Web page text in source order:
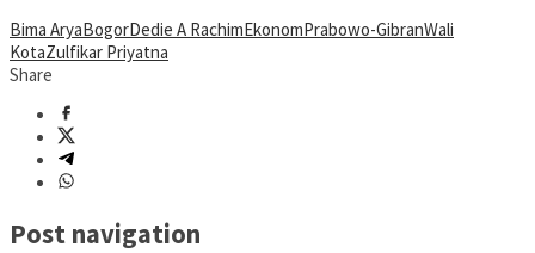
Bima AryaBogorDedie A RachimEkonomPrabowo-GibranWali
KotaZulfikar Priyatna
Share
Post navigation